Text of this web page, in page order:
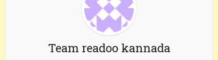
Team readoo kannada